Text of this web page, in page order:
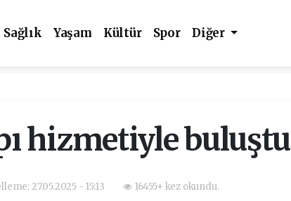
Sağlık Yaşam Kültür Spor Diğer
hizmetiyle buluştu
27.05.2025 - 15:13 16455+ kez okundu.